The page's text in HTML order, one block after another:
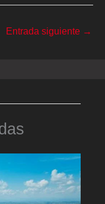
Entrada siguiente →